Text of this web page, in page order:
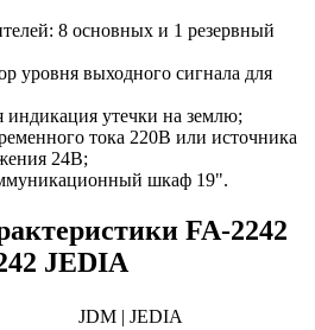
8 основных и 1 резервный
уровня выходного сигнала для
индикация утечки на землю;
тока 220В или источника
24В;
шкаф 19".
FA-2242
JEDIA
JDM | JEDIA